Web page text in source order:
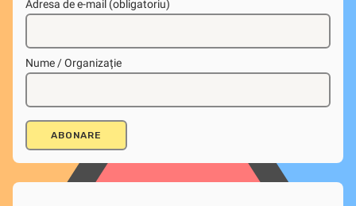
Adresa de e-mail (obligatoriu)
Nume / Organizație